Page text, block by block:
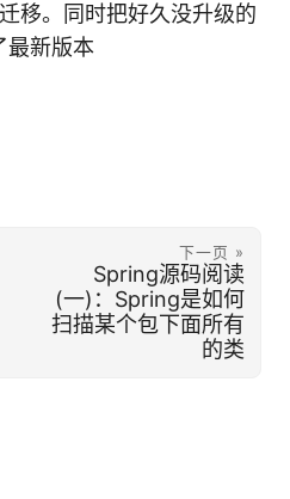
移。同时把好久没升级的
最新版本
下一页 »
Spring源码阅读
(一)：Spring是如何
扫描某个包下面所有
的类